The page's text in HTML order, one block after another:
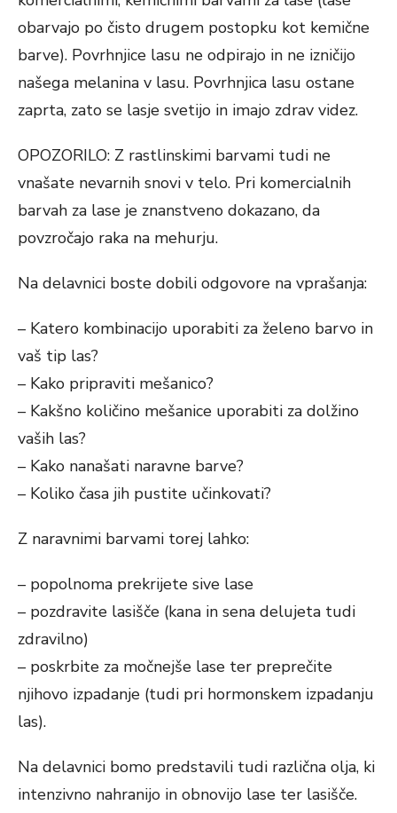
obarvajo po čisto drugem postopku kot kemične
barve). Povrhnjice lasu ne odpirajo in ne izničijo
našega melanina v lasu. Povrhnjica lasu ostane
zaprta, zato se lasje svetijo in imajo zdrav videz.
OPOZORILO: Z rastlinskimi barvami tudi ne
vnašate nevarnih snovi v telo. Pri komercialnih
barvah za lase je znanstveno dokazano, da
povzročajo raka na mehurju.
Na delavnici boste dobili odgovore na vprašanja:
– Katero kombinacijo uporabiti za želeno barvo in
vaš tip las?
– Kako pripraviti mešanico?
– Kakšno količino mešanice uporabiti za dolžino
vaših las?
– Kako nanašati naravne barve?
– Koliko časa jih pustite učinkovati?
Z naravnimi barvami torej lahko:
– popolnoma prekrijete sive lase
– pozdravite lasišče (kana in sena delujeta tudi
zdravilno)
– poskrbite za močnejše lase ter preprečite
njihovo izpadanje (tudi pri hormonskem izpadanju
las).
Na delavnici bomo predstavili tudi različna olja, ki
intenzivno nahranijo in obnovijo lase ter lasišče.